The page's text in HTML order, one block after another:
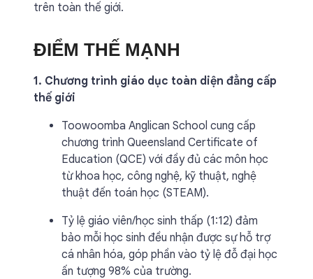
trên toàn thế giới.
ĐIỂM THẾ MẠNH
1. Chương trình giáo dục toàn diện đẳng cấp
thế giới
Toowoomba Anglican School cung cấp
chương trình Queensland Certificate of
Education (QCE) với đầy đủ các môn học
từ khoa học, công nghệ, kỹ thuật, nghệ
thuật đến toán học (STEAM).
Tỷ lệ giáo viên/học sinh thấp (1:12) đảm
bảo mỗi học sinh đều nhận được sự hỗ trợ
cá nhân hóa, góp phần vào tỷ lệ đỗ đại học
ấn tượng 98% của trường.